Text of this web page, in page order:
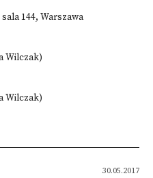
144, Warszawa
Wilczak)
Wilczak)
30.05.2017